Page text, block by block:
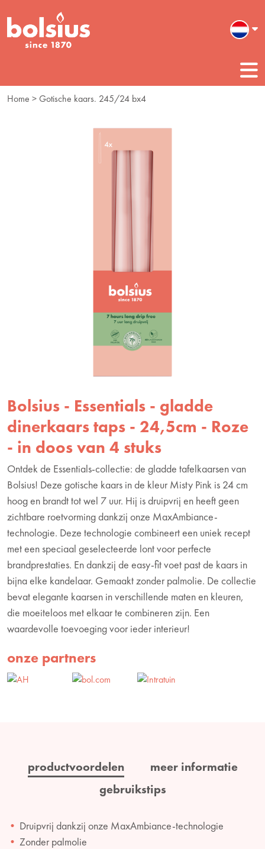
Home > Gotische kaars. 245/24 bx4
Bolsius - Essentials - gladde
dinerkaars taps - 24,5cm - Roze
- in doos van 4 stuks
Ontdek de Essentials-collectie: de gladde tafelkaarsen van
Bolsius! Deze gotische kaars in de kleur Misty Pink is 24 cm
hoog en brandt tot wel 7 uur. Hij is druipvrij en heeft geen
zichtbare roetvorming dankzij onze MaxAmbiance-
technologie. Deze technologie combineert een uniek recept
met een speciaal geselecteerde lont voor perfecte
brandprestaties. En dankzij de easy-fit voet past de kaars in
bijna elke kandelaar. Gemaakt zonder palmolie. De collectie
bevat elegante kaarsen in verschillende maten en kleuren,
die moeiteloos met elkaar te combineren zijn. Een
waardevolle toevoeging voor ieder interieur!
onze partners
productvoordelen
meer informatie
gebruikstips
Druipvrij dankzij onze MaxAmbiance-technologie
Zonder palmolie